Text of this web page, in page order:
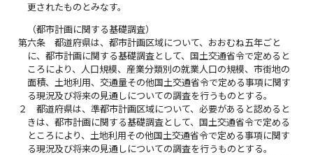
更されたものとみなす。
（都市計画に関する基礎調査）
第六条
都道府県は、都市計画区域について、おおむね五年ごと
に、都市計画に関する基礎調査として、国土交通省令で定めると
ころにより、人口規模、産業分類別の就業人口の規模、市街地の
面積、土地利用、交通量その他国土交通省令で定める事項に関す
る現況及び将来の見通しについての調査を行うものとする。
２
都道府県は、準都市計画区域について、必要があると認めると
きは、都市計画に関する基礎調査として、国土交通省令で定める
ところにより、土地利用その他国土交通省令で定める事項に関す
る現況及び将来の見通しについての調査を行うものとする。